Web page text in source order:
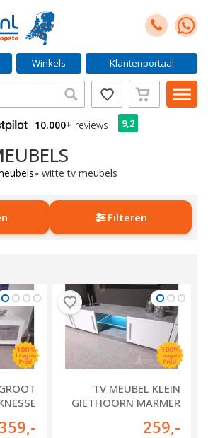
Winkels Klantenportaal
10.000+ reviews 9,2
» witte tv meubels
Filteren
,-
TV MEUBEL KLEIN
GIETHOORN MARMER
259,-